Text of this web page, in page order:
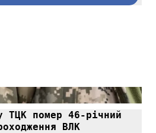
ТЦК помер 46-річний
ВЛК